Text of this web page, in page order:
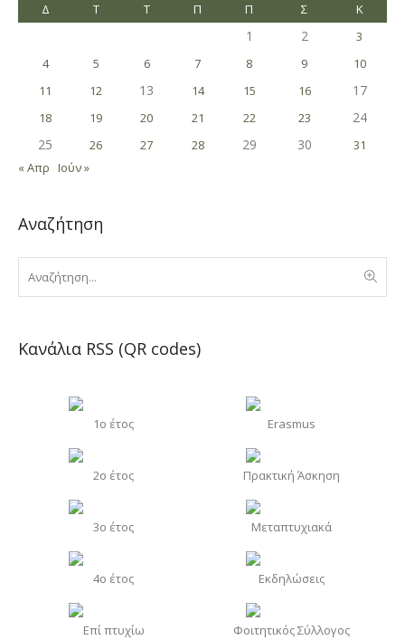
Δ Τ Τ Π Π Σ Κ
1 2
3
4
5 6 7 8 9
10
11
12 13 14 15 16 17
18 19 20 21 22 23
24
25
26 27 28 29 30
31
« Απρ Ιούν »
Αναζήτηση
Κανάλια RSS (QR codes)
1o έτος Erasmus
2o έτος Πρακτική Άσκηση
3o έτος Μεταπτυχιακά
4o έτος Εκδηλώσεις
Επί πτυχίω Φοιτητικός Σύλλογος